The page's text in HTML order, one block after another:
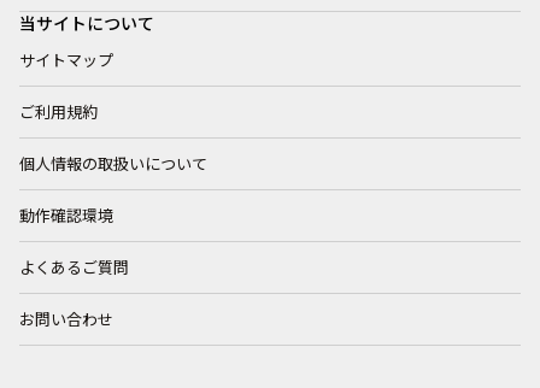
当サイトについて
サイトマップ
ご利用規約
個人情報の取扱いについて
動作確認環境
よくあるご質問
お問い合わせ